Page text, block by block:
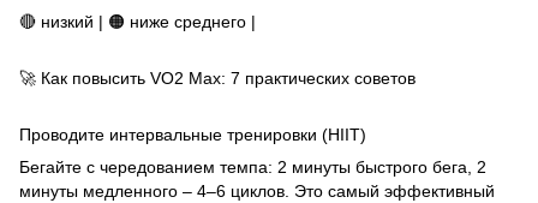
🔴 низкий | 🟠 ниже среднего |
🚀 Как повысить VO2 Max: 7 практических советов
Проводите интервальные тренировки (HIIT)
Бегайте с чередованием темпа: 2 минуты быстрого бега, 2
минуты медленного – 4–6 циклов. Это самый эффективный